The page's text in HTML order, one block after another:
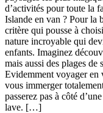
d’activités pour toute la
Islande en van ? Pour la
critère qui pousse à
nature incroyable qui
enfants. Imaginez
mais aussi des plages de
Evidemment voyager en
vous immerger
passerez pas à côté
lave. […]